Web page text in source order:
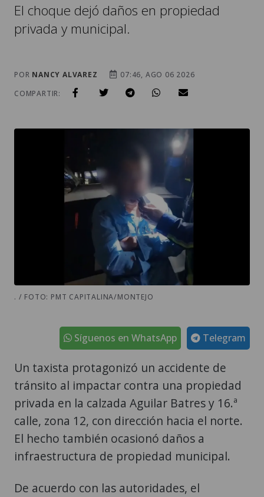
El choque dejó daños en propiedad
privada y municipal.
POR NANCY ALVAREZ
07:46, AGO 06 2026
COMPARTIR:
. / FOTO: PMT CAPITALINA/MONTEJO
Telegram
Síguenos en WhatsApp
Un taxista protagonizó un accidente de
tránsito al impactar contra una propiedad
privada en la calzada Aguilar Batres y 16.ª
calle, zona 12, con dirección hacia el norte.
El hecho también ocasionó daños a
infraestructura de propiedad municipal.
De acuerdo con las autoridades, el